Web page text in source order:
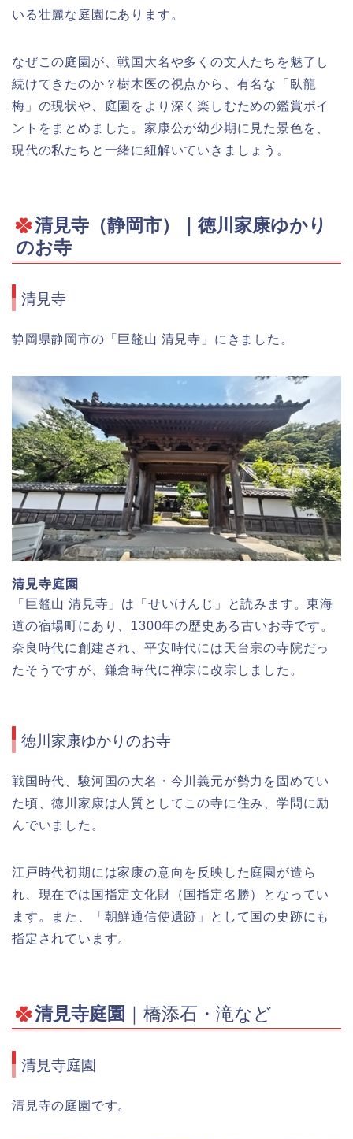
いる壮麗な庭園にあります。
なぜこの庭園が、戦国大名や多くの文人たちを魅了し
続けてきたのか？樹木医の視点から、有名な「臥龍
梅」の現状や、庭園をより深く楽しむための鑑賞ポイ
ントをまとめました。家康公が幼少期に見た景色を、
現代の私たちと一緒に紐解いていきましょう。
清見寺（静岡市）｜徳川家康ゆかり
のお寺
清見寺
静岡県静岡市の「巨鼇山 清見寺」にきました。
清見寺庭園
「巨鼇山 清見寺」は「せいけんじ」と読みます。東海
道の宿場町にあり、1300年の歴史ある古いお寺です。
奈良時代に創建され、平安時代には天台宗の寺院だっ
たそうですが、鎌倉時代に禅宗に改宗しました。
徳川家康ゆかりのお寺
戦国時代、駿河国の大名・今川義元が勢力を固めてい
た頃、徳川家康は人質としてこの寺に住み、学問に励
んでいました。
江戸時代初期には家康の意向を反映した庭園が造ら
れ、現在では国指定文化財（国指定名勝）となってい
ます。また、「朝鮮通信使遺跡」として国の史跡にも
指定されています。
清見寺庭園 ｜橋添石・滝など
清見寺庭園
清見寺の庭園です。